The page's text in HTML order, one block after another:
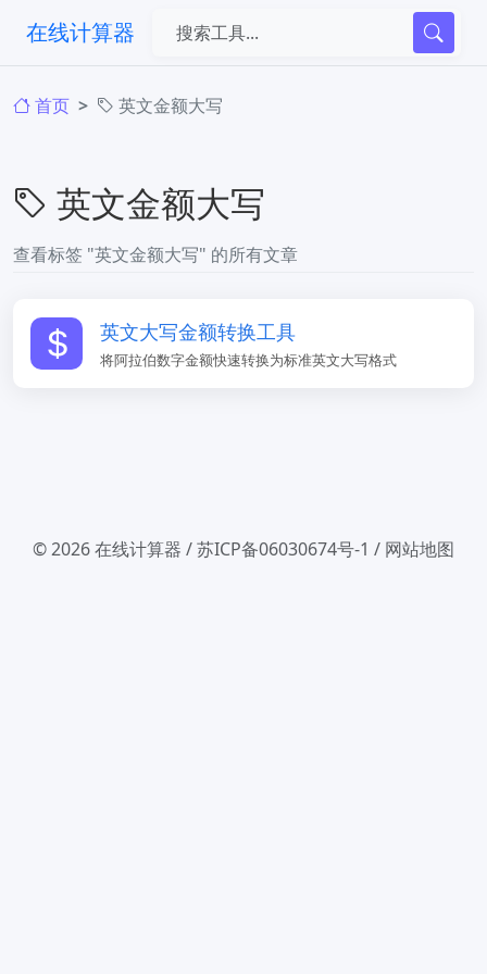
在线计算器
首页 英文金额大写
英文金额大写
查看标签 "英文金额大写" 的所有文章
英文大写金额转换工具
将阿拉伯数字金额快速转换为标准英文大写格式
© 2026在线计算器 /苏ICP备06030674号-1 / 网站地图